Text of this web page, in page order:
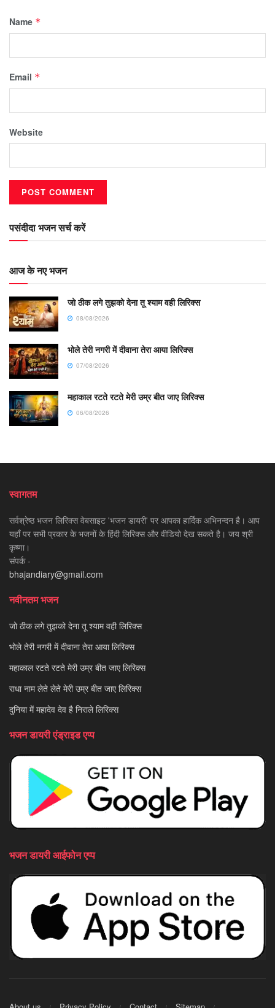
Name *
Email *
Website
पसंदीदा भजन सर्च करें
आज के नए भजन
जो ठीक लगे तुझको देना तू श्याम वही लिरिक्स
08/08/2026
भोले तेरी नगरी में दीवाना तेरा आया लिरिक्स
07/08/2026
महाकाल रटते रटते मेरी उम्र बीत जाए लिरिक्स
06/08/2026
स्वागतम
सर्वश्रेष्ठ भजन लिरिक्स वेबसाइट 'भजन डायरी' पर आपका हार्दिक अभिनन्दन है। आप
यहाँ पर सभी प्रकार के भजनों के हिंदी लिरिक्स और वीडियो देख सकते है। जय श्री
कृष्णा।
संपर्क -
bhajandiary@gmail.com
नवीनतम भजन
जो ठीक लगे तुझको देना तू श्याम वही लिरिक्स
भोले तेरी नगरी में दीवाना तेरा आया लिरिक्स
महाकाल रटते रटते मेरी उम्र बीत जाए लिरिक्स
राधा नाम लेते लेते मेरी उम्र बीत जाए लिरिक्स
दुनिया में महादेव देव है निराले लिरिक्स
भजन डायरी एंड्राइड एप्प
भजन डायरी आईफोन एप्प